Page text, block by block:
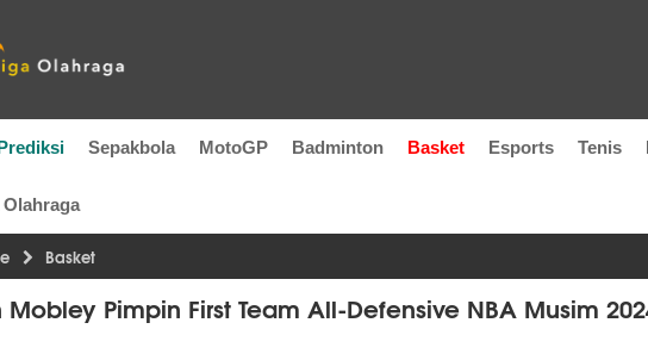
Sepakbola MotoGP Badminton Basket Esports Tenis
Basket
Mobley Pimpin First Team All-Defensive NBA Musim